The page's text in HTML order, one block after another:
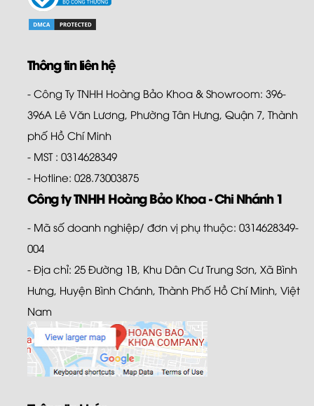
Thông tin liên hệ
- Công Ty TNHH Hoàng Bảo Khoa & Showroom: 396-
396A Lê Văn Lương, Phường Tân Hưng, Quận 7, Thành
phố Hồ Chí Minh
- MST : 0314628349
- Hotline: 028.73003875
Công ty TNHH Hoàng Bảo Khoa - Chi Nhánh 1
- Mã số doanh nghiệp/ đơn vị phụ thuộc: 0314628349-
004
- Địa chỉ: 25 Đường 1B, Khu Dân Cư Trung Sơn, Xã Bình
Hưng, Huyện Bình Chánh, Thành Phố Hồ Chí Minh, Việt
Nam